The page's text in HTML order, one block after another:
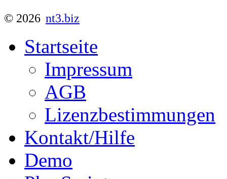
© 2026 nt3.biz
Startseite
Impressum
AGB
Lizenzbestimmungen
Kontakt/Hilfe
Demo